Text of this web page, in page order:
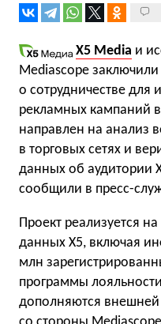
X5 Media и
Mediascope
о сотрудничестве для
рекламных кампаний
направлен на анализ
в торговых сетях и
данных об аудитории
сообщили в пресс-
Проект реализуется
данных X5, включая
млн
программы
дополняются